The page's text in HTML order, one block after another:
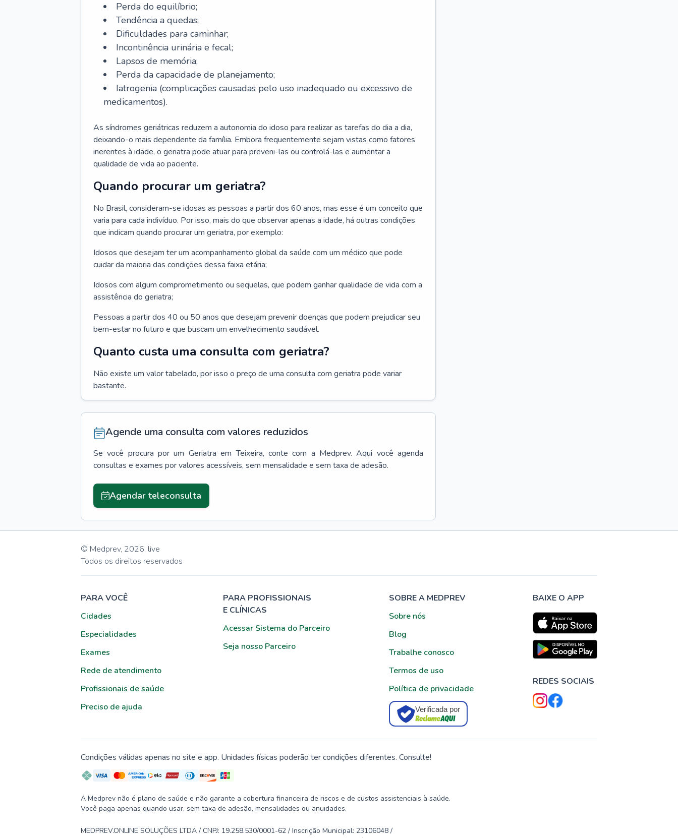
Perda do equilíbrio;
Tendência a quedas;
Dificuldades para caminhar;
Incontinência urinária e fecal;
Lapsos de memória;
Perda da capacidade de planejamento;
Iatrogenia (complicações causadas pelo uso inadequado ou excessivo de
medicamentos).
As síndromes geriátricas reduzem a autonomia do idoso para realizar as tarefas do dia a dia,
deixando-o mais dependente da família. Embora frequentemente sejam vistas como fatores
inerentes à idade, o geriatra pode atuar para preveni-las ou controlá-las e aumentar a
qualidade de vida ao paciente.
Quando procurar um geriatra?
No Brasil, consideram-se idosas as pessoas a partir dos 60 anos, mas esse é um conceito que
varia para cada indivíduo. Por isso, mais do que observar apenas a idade, há outras condições
que indicam quando procurar um geriatra, por exemplo:
Idosos que desejam ter um acompanhamento global da saúde com um médico que pode
cuidar da maioria das condições dessa faixa etária;
Idosos com algum comprometimento ou sequelas, que podem ganhar qualidade de vida com a
assistência do geriatra;
Pessoas a partir dos 40 ou 50 anos que desejam prevenir doenças que podem prejudicar seu
bem-estar no futuro e que buscam um envelhecimento saudável.
Quanto custa uma consulta com geriatra?
Não existe um valor tabelado, por isso o preço de uma consulta com geriatra pode variar
bastante.
Agende uma consulta com valores reduzidos
Se você procura por um Geriatra em Teixeira, conte com a Medprev. Aqui você agenda
consultas e exames por valores acessíveis, sem mensalidade e sem taxa de adesão.
Agendar teleconsulta
© Medprev, 2026, live
Todos os direitos reservados
PARA VOCÊ
Cidades
Especialidades
Exames
Rede de atendimento
Profissionais de saúde
Preciso de ajuda
PARA PROFISSIONAIS
E CLÍNICAS
Acessar Sistema do Parceiro
Seja nosso Parceiro
SOBRE A MEDPREV
Sobre nós
Blog
Trabalhe conosco
Termos de uso
Política de privacidade
Verificada por
BAIXE O APP
REDES SOCIAIS
Condições válidas apenas no site e app. Unidades físicas poderão ter condições diferentes. Consulte!
A Medprev não é plano de saúde e não garante a cobertura financeira de riscos e de custos assistenciais à saúde.
Você paga apenas quando usar, sem taxa de adesão, mensalidades ou anuidades.
MEDPREV.ONLINE SOLUÇÕES LTDA / CNPJ: 19.258.530/0001-62 / Inscrição Municipal: 23106048 /